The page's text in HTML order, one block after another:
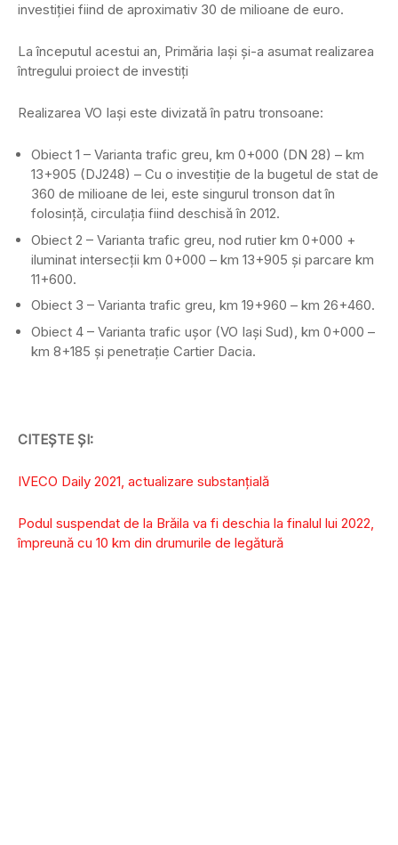
investiţiei fiind de aproximativ 30 de milioane de euro.
La începutul acestui an, Primăria Iași şi-a asumat realizarea
întregului proiect de investiţi
Realizarea VO Iași este divizată în patru tronsoane:
Obiect 1 – Varianta trafic greu, km 0+000 (DN 28) – km
13+905 (DJ248) – Cu o investiţie de la bugetul de stat de
360 de milioane de lei, este singurul tronson dat în
folosinţă, circulaţia fiind deschisă în 2012.
Obiect 2 – Varianta trafic greu, nod rutier km 0+000 +
iluminat intersecţii km 0+000 – km 13+905 şi parcare km
11+600.
Obiect 3 – Varianta trafic greu, km 19+960 – km 26+460.
Obiect 4 – Varianta trafic uşor (VO Iași Sud), km 0+000 –
km 8+185 şi penetrație Cartier Dacia.
CITEȘTE ȘI:
IVECO Daily 2021, actualizare substanțială
Podul suspendat de la Brăila va fi deschia la finalul lui 2022,
împreună cu 10 km din drumurile de legătură